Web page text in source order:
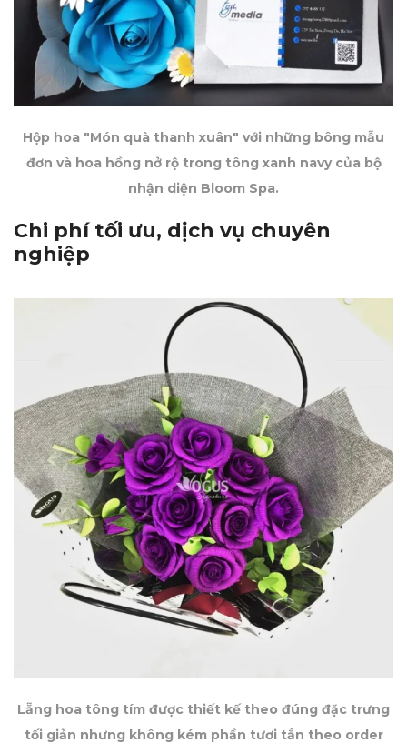
Hộp hoa "Món quà thanh xuân" với những bông mẫu
đơn và hoa hồng nở rộ trong tông xanh navy của bộ
nhận diện Bloom Spa.
Chi phí tối ưu, dịch vụ chuyên
nghiệp
Lẵng hoa tông tím được thiết kế theo đúng đặc trưng
tối giản nhưng không kém phần tươi tắn theo order